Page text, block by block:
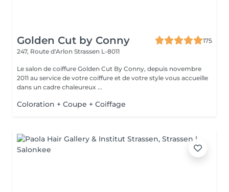
Golden Cut by Conny
175
247, Route d'Arlon Strassen L-8011
Le salon de coiffure Golden Cut By Conny, depuis novembre
2011 au service de votre coiffure et de votre style vous accueille
dans un cadre chaleureux ...
Coloration + Coupe + Coiffage